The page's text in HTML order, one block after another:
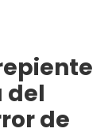
del
de